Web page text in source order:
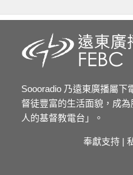
Soooradio 乃遠東廣播屬下
督徒豐富的生活面貌，成
人的基督教電台」。
奉獻支持 |